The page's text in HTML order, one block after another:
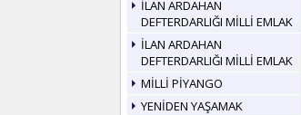
İLAN ARDAHAN
DEFTERDARLIĞI MİLLİ EMLAK
İLAN ARDAHAN
DEFTERDARLIĞI MİLLİ EMLAK
MİLLİ PİYANGO
YENİDEN YAŞAMAK